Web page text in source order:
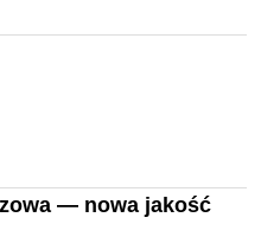
— nowa jakość